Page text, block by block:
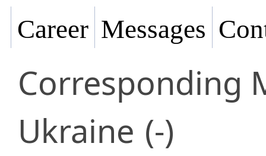
Career Messages
Corresponding
Ukraine (-)